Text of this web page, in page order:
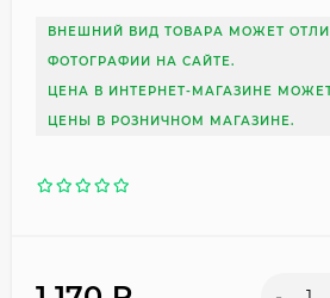
ВНЕШНИЙ ВИД ТОВАРА МОЖЕТ
ФОТОГРАФИИ НА САЙТЕ.
ЦЕНА В ИНТЕРНЕТ-МАГАЗИНЕ
ЦЕНЫ В РОЗНИЧНОМ МАГАЗИНЕ.